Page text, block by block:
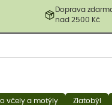
Doprava
nad 2500 Kč
produkty. V závislosti na
být také sestřiženy níže,
včely a motýly Zlatobýl